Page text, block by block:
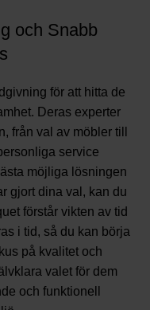
och Snabb
för att hitta de
Deras experter
från val av möbler till
service
möjliga lösningen
gjort dina val, kan du
förstår vikten av tid
i tid, så du kan börja
på kvalitet och
valet för dem
och funktionell